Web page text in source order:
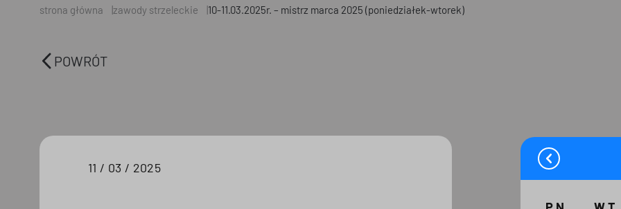
strona główna zawody strzeleckie 10-11.03.2025r. – mistrz marca 2025 (poniedziałek-wtorek)
POWRÓT
11 / 03 / 2025